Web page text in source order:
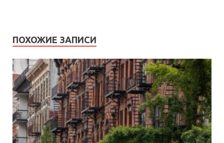
ПОХОЖИЕ ЗАПИСИ